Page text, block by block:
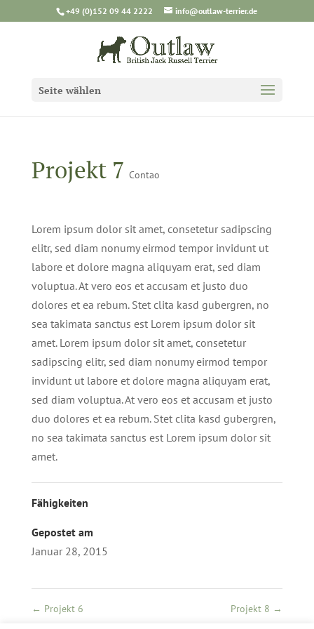
+49 (0)152 09 44 2222 info@outlaw-terrier.de
Seite wählen
Projekt 7 Contao
Lorem ipsum dolor sit amet, consetetur sadipscing
elitr, sed diam nonumy eirmod tempor invidunt ut
labore et dolore magna aliquyam erat, sed diam
voluptua. At vero eos et accusam et justo duo
dolores et ea rebum. Stet clita kasd gubergren, no
sea takimata sanctus est Lorem ipsum dolor sit
amet. Lorem ipsum dolor sit amet, consetetur
sadipscing elitr, sed diam nonumy eirmod tempor
invidunt ut labore et dolore magna aliquyam erat,
sed diam voluptua. At vero eos et accusam et justo
duo dolores et ea rebum. Stet clita kasd gubergren,
no sea takimata sanctus est Lorem ipsum dolor sit
amet.
Fähigkeiten
Gepostet am
Januar 28, 2015
← Projekt 6 Projekt 8 →